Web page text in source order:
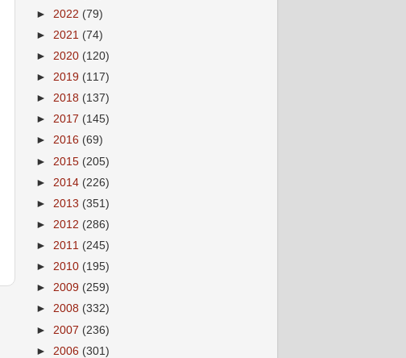
► 2022 (79)
► 2021 (74)
► 2020 (120)
► 2019 (117)
► 2018 (137)
► 2017 (145)
► 2016 (69)
► 2015 (205)
► 2014 (226)
► 2013 (351)
► 2012 (286)
► 2011 (245)
► 2010 (195)
► 2009 (259)
► 2008 (332)
► 2007 (236)
► 2006 (301)